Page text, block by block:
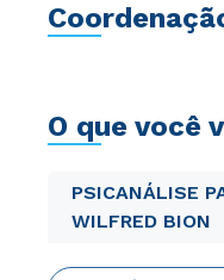
O que você
PSICANÁLISE
WILFRED BION